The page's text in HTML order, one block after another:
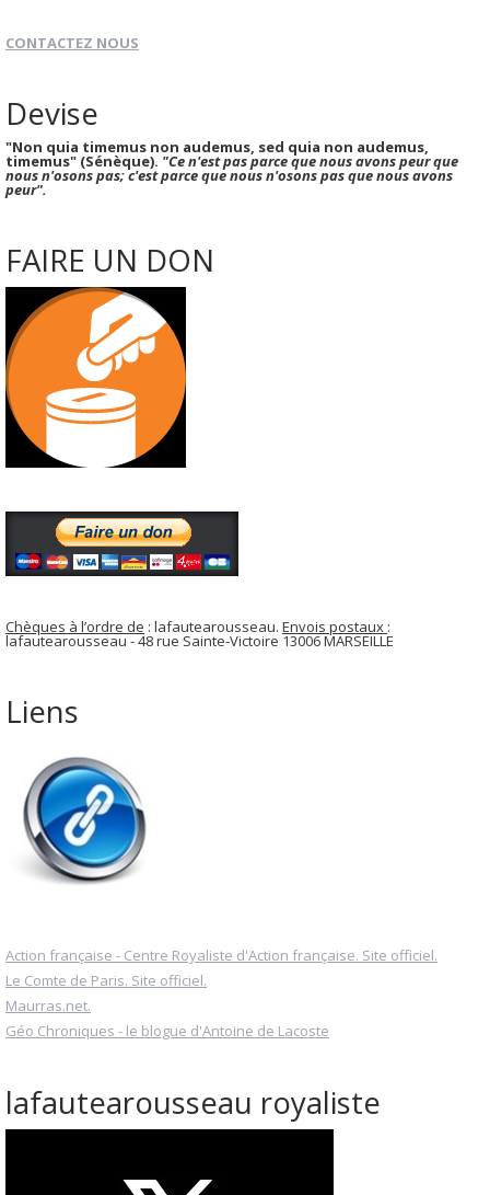
CONTACTEZ NOUS
Devise
"Non quia timemus non audemus, sed quia non audemus,
timemus" (Sénèque). "Ce n'est pas parce que nous avons peur que
nous n'osons pas; c'est parce que nous n'osons pas que nous avons
peur".
FAIRE UN DON
Chèques à l’ordre de : lafautearousseau. Envois postaux :
lafautearousseau - 48 rue Sainte-Victoire 13006 MARSEILLE
Liens
Action française - Centre Royaliste d'Action française. Site officiel.
Le Comte de Paris. Site officiel.
Maurras.net.
Géo Chroniques - le blogue d'Antoine de Lacoste
lafautearousseau royaliste